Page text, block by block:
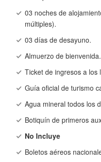
03 noches de
múltiples).
03 días de desayuno.
Almuerzo de bienvenida.
Ticket de ingresos a los
Guía oficial de turismo
Agua mineral todos los
Botiquín de primeros
No Incluye
Boletos aéreos